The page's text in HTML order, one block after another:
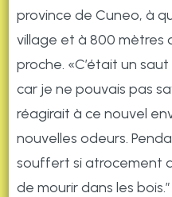
province de Cuneo, à
village et à 800 mètres
proche. «C’était un
car je ne pouvais pas
réagirait à ce nouvel
nouvelles odeurs.
souffert si atrocement
de mourir dans les